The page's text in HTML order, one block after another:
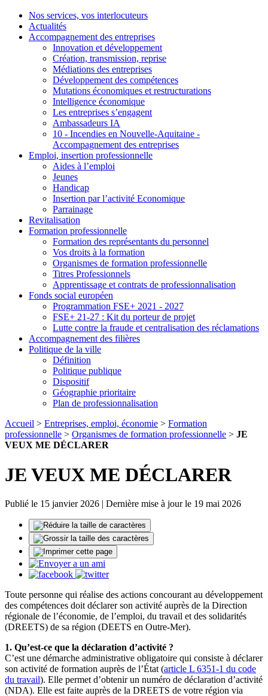
Nos services, vos interlocuteurs
Actualités
Accompagnement des entreprises
Innovation et développement
Création, transmission, reprise
Médiations des entreprises
Développement des compétences
Mutations économiques et restructurations
Intelligence économique
Les entreprises s’engagent
Ambassadeurs IA
10 - Incendies en Nouvelle-Aquitaine -
Accompagnement des entreprises
Emploi, insertion professionnelle
Aides à l’emploi
Jeunes
Handicap
Insertion par l’activité Economique
Parrainage
Revitalisation
Formation professionnelle
Formation des représentants du personnel
Vos droits à la formation
Organismes de formation professionnelle
Titres Professionnels
Apprentissage et contrats de professionnalisation
Fonds social européen
Programmation FSE+ 2021 - 2027
FSE+ 21-27 : Kit du porteur de projet
Lutte contre la fraude et centralisation des réclamations
Accompagnement des filières
Politique de la ville
Définition
Politique publique
Dispositif
Géographie prioritaire
Plan de professionnalisation
Accueil > Entreprises, emploi, économie > Formation
professionnelle > Organismes de formation professionnelle > JE
VEUX ME DÉCLARER
JE VEUX ME DÉCLARER
Publié le 15 janvier 2026 | Dernière mise à jour le 19 mai 2026
Toute personne qui réalise des actions concourant au développement
des compétences doit déclarer son activité auprès de la Direction
régionale de l’économie, de l’emploi, du travail et des solidarités
(DREETS) de sa région (DEETS en Outre-Mer).
1. Qu’est-ce que la déclaration d’activité ?
C’est une démarche administrative obligatoire qui consiste à déclarer
son activité de formation auprès de l’État (article L 6351-1 du code
du travail). Elle permet d’obtenir un numéro de déclaration d’activité
(NDA). Elle est faite auprès de la DREETS de votre région via